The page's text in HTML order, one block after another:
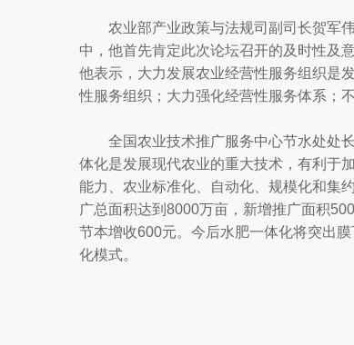
农业部产业政策与法规司副司长贺军伟
中，他首先肯定此次论坛召开的及时性及
他表示，大力发展农业经营性服务组织是
性服务组织；大力强化经营性服务体系；
全国农业技术推广服务中心节水处处长
体化是发展现代农业的重大技术，有利于
能力、农业标准化、自动化、规模化和集
广总面积达到8000万亩，新增推广面积
节本增收600元。今后水肥一体化将突出
化模式。